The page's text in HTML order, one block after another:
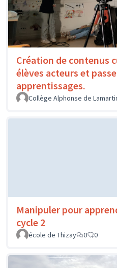
Création de contenus
élèves acteurs et
apprentissages.
Collège Alphonse de
Manipuler pour
cycle 2
école de Thizay
0 0